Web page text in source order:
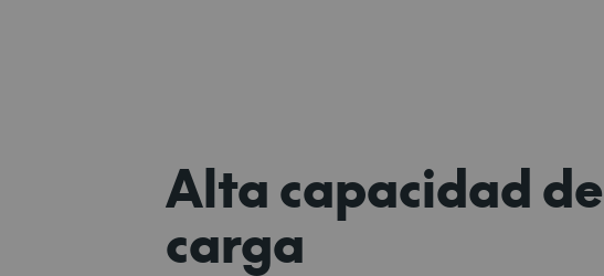
Alta capacidad de
carga